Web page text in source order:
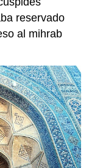
reservado
al mihrab